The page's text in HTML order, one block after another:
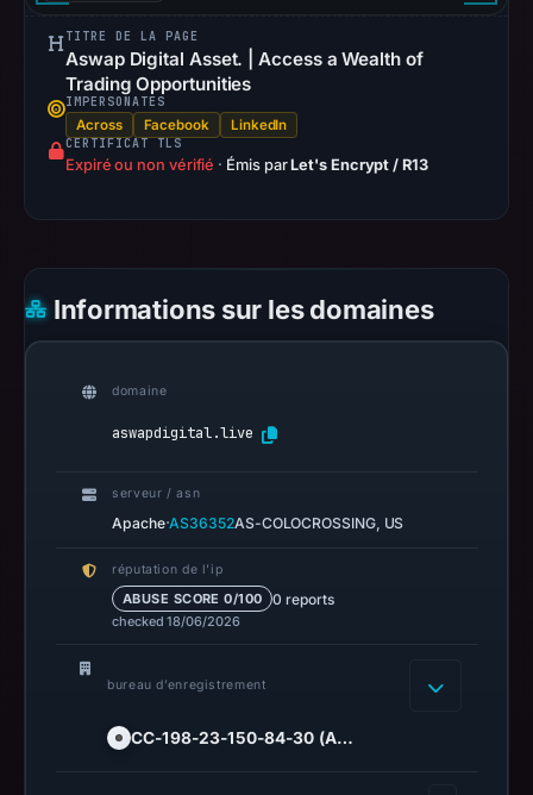
captured
the
domain
Mar
at
UTC.
results
establish
safety.
Context:
23-
TITRE DE LA PAGE
Aswap Digital Asset. | Access a Wealth of
Trading Opportunities
IMPERSONATES
Across Facebook LinkedIn
CERTIFICAT TLS
Expiré ou non vérifié · Émis parLet's Encrypt / R13
Informations sur les domaines
domaine
aswapdigital.live
serveur / asn
Apache·AS36352AS-COLOCROSSING, US
réputation de l’ip
ABUSE SCORE 0/100 0 reports
checked 18/06/2026
bureau d’enregistrement
CC-198-23-150-84-30 (A…